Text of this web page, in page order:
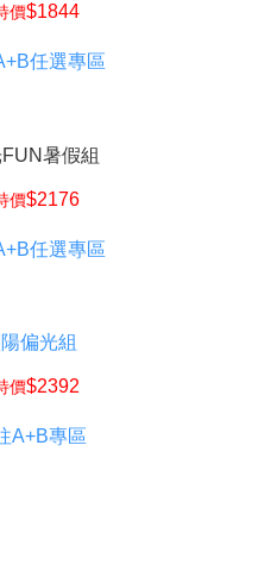
價$1844
任選專區
暑假組
價$2176
任選專區
偏光組
價$2392
A+B專區